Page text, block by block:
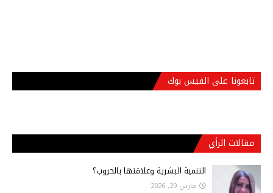
تابعونا على الفيس بوك
مقالات الرأي
التنمية البشرية وعلاقتها بالحروب؟
مارس 29, 2026